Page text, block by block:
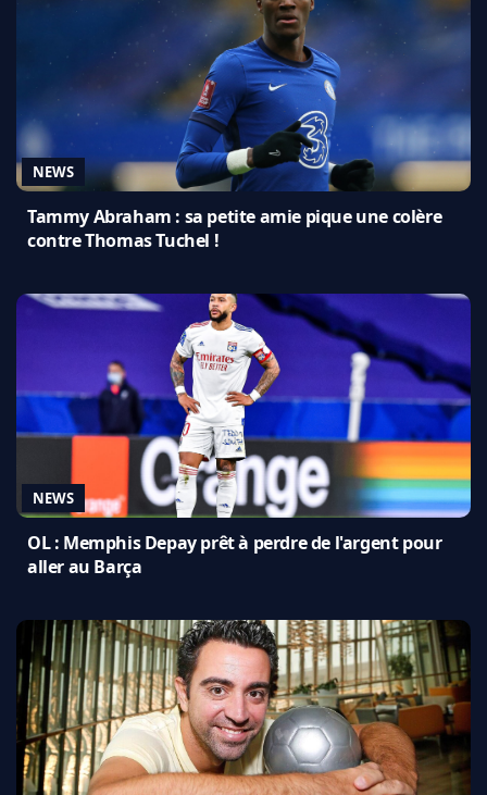
NEWS
Tammy Abraham : sa petite amie pique une colère
contre Thomas Tuchel !
NEWS
OL : Memphis Depay prêt à perdre de l'argent pour
aller au Barça